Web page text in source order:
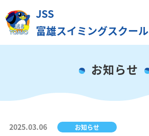
JSS
富雄スイミングスクール
お知らせ
2025.03.06 お知らせ